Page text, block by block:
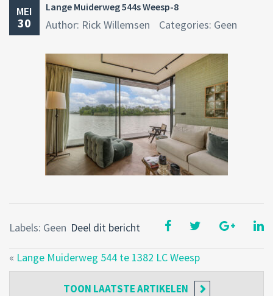
MEI
30
Lange Muiderweg 544s Weesp-8
Author: Rick Willemsen Categories: Geen
Deel dit bericht
Labels: Geen
« Lange Muiderweg 544 te 1382 LC Weesp
TOON LAATSTE ARTIKELEN